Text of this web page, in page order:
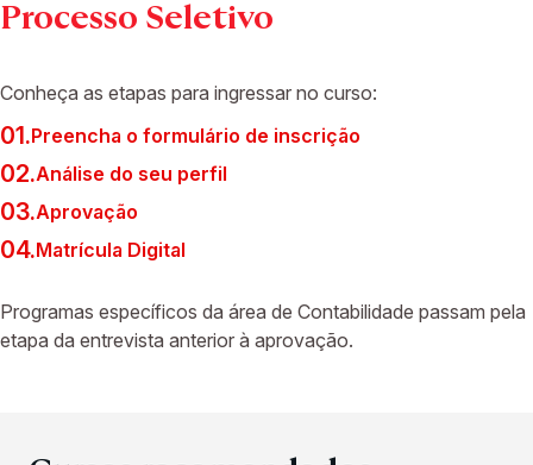
Processo Seletivo
Conheça as etapas para ingressar no curso:
01.Preencha o formulário de inscrição
02.Análise do seu perfil
03.Aprovação
04.Matrícula Digital
Programas específicos da área de Contabilidade passam pela
etapa da entrevista anterior à aprovação.